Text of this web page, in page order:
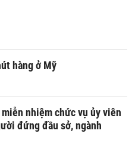
hàng ở Mỹ
nhiệm chức vụ ủy viên
đứng đầu sở, ngành